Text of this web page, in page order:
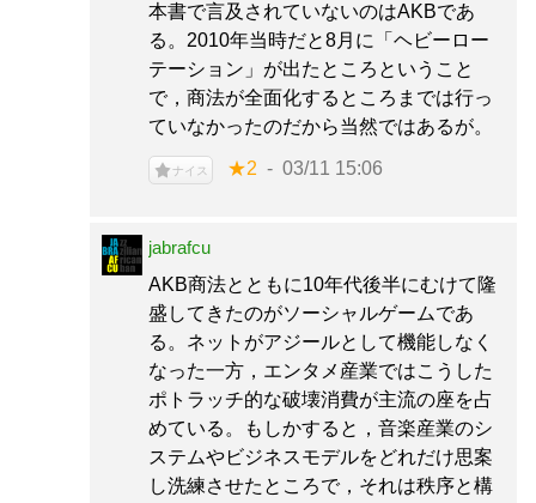
本書で言及されていないのはAKBであ
る。2010年当時だと8月に「ヘビーロー
テーション」が出たところということ
で，商法が全面化するところまでは行っ
ていなかったのだから当然ではあるが。
ナイス ★2 03/11 15:06
jabrafcu
AKB商法とともに10年代後半にむけて隆
盛してきたのがソーシャルゲームであ
る。ネットがアジールとして機能しなく
なった一方，エンタメ産業ではこうした
ポトラッチ的な破壊消費が主流の座を占
めている。もしかすると，音楽産業のシ
ステムやビジネスモデルをどれだけ思案
し洗練させたところで，それは秩序と構